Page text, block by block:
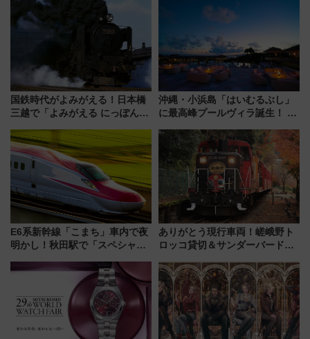
送の目覚まし時計など通販・販
売店舗まとめ
国鉄時代がよみがえる！日本橋
三越で「よみがえる にっぽんの
敬の名作写真も、駅弁フェスも
同時開催！
沖縄・小浜島「はいむるぶし」
に最高峰プールヴィラ誕生！ 石
美旅「何もしない贅沢」を体験
してみない？
E6系新幹線「こまち」車内で夜
明かし！秋田駅で「スペシャル
法は？
ありがとう現行車両！嵯峨野ト
ロッコ貸切＆サンダーバードレ
斉藤雪乃＆福原トシヒロと行
く！9月13日「京都の鉄道満喫
ツアー」開催